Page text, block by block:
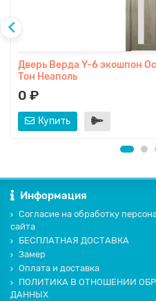
Дверь Верда Y-6 экошпон
Тон Неаполь
0 ₽
Купить
Информация
Согласие на обработку
сайта
БЕСПЛАТНАЯ ДОСТАВКА
Замер
Оплата и доставка
ПОЛИТИКА В ОТНОШЕНИИ
ДАННЫХ